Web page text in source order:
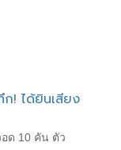
ก! ได้ยินเสียง
ด 10 คัน ตัว